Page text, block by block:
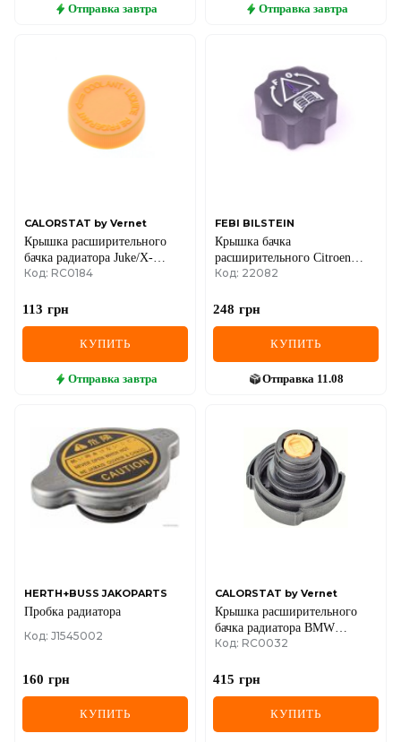
Отправка завтра Отправка завтра
CALORSTAT by Vernet
Крышка расширительного
бачка радиатора Juke/X-
trail/Note 07-
Код: RC0184
113 грн
КУПИТЬ
Отправка завтра
FEBI BILSTEIN
Крышка бачка
расширительного Citroen
Jumpy/Fiat Scudo/Peugeot
Код: 22082
248 грн
КУПИТЬ
Отправка 11.08
HERTH+BUSS JAKOPARTS
Пробка радиатора
Код: J1545002
160 грн
КУПИТЬ
CALORSTAT by Vernet
Крышка расширительного
бачка радиатора BMW
3/5/7/X3/ Range Rover 1.6-4.6
Код: RC0032
415 грн
КУПИТЬ